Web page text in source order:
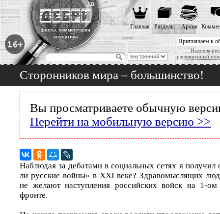
Приглашаем к
Надоела
расширенный
Главная Разделы Архив
Сторонников мира – большинство!
Вы просматриваете обычную
Перейти на мобильную версию >>
Наблюдая за дебатами в социальных сетях я получил
ли русские войны» в ХХI веке? Здравомыслящих
не желают наступления российских войск на 1-
фронте.